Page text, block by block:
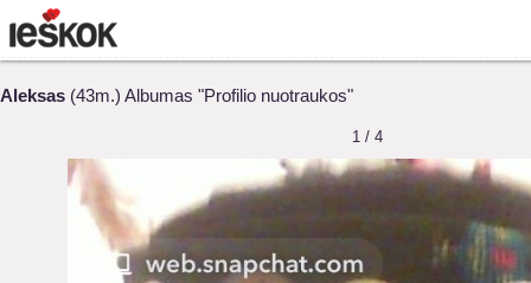
Aleksas (43m.) Albumas "Profilio nuotraukos"
1 / 4